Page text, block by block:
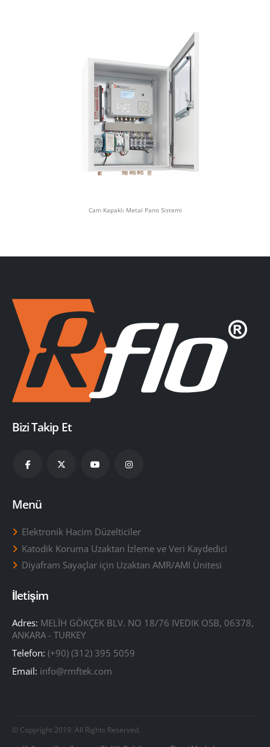
Cam Kapaklı Metal Pano Sistemi
Bizi Takip Et
Menü
Elektronik Hacim Düzelticiler
Katodik Koruma Uzaktan İzleme ve Veri Kaydedici
Diyafram Sayaçlar için Uzaktan AMR/AMI Ünitesi
İletişim
Adres: MELİH GÖKÇEK BLV. NO 18/76 IVEDIK OSB, 06378,
ANKARA - TURKEY
Telefon: (+90) (312) 395 5059
Email: info@rmftek.com
© Copyright 2019. All Rights Reserved.